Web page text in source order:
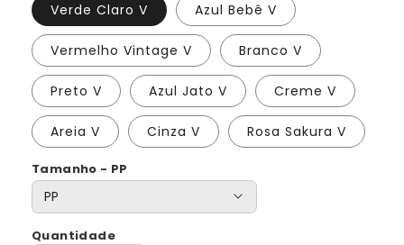
Verde Claro V Azul Bebê V
Vermelho Vintage V Branco V
Preto V Azul Jato V Creme V
Areia V Cinza V Rosa Sakura V
Tamanho - PP
Quantidade